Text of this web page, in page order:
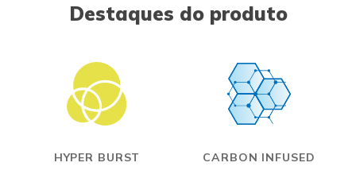
Destaques do produto
HYPER BURST CARBON INFUSED